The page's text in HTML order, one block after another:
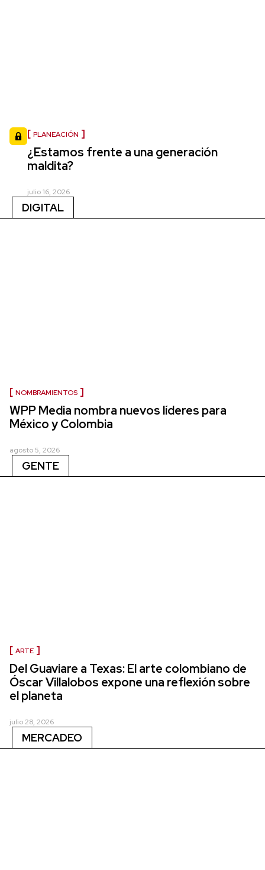
PLANEACIÓN
¿Estamos frente a una generación
maldita?
julio 16, 2026
DIGITAL
NOMBRAMIENTOS
WPP Media nombra nuevos líderes para
México y Colombia
agosto 5, 2026
GENTE
ARTE
Del Guaviare a Texas: El arte colombiano de
Óscar Villalobos expone una reflexión sobre
el planeta
julio 28, 2026
MERCADEO